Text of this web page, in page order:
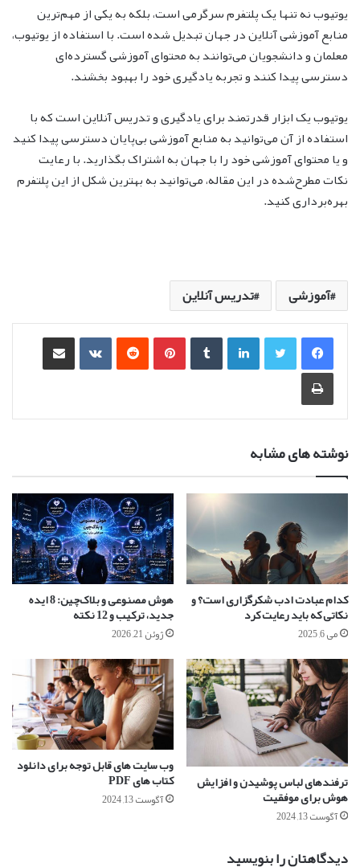
یوتیوب نه تنها یک پلتفرم سرگرمی است، بلکه به یکی از مهم‌ترین
منابع آموزشی آنلاین در جهان تبدیل شده است. با استفاده از یوتیوب،
معلمان و دانشجویان می‌توانند به محتوای آموزشی گسترده‌ای
دسترسی پیدا کنند و تجربه یادگیری خود را بهبود بخشند.
یوتیوب یک ابزار قدرتمند برای یادگیری و تدریس آنلاین است که با
استفاده از آن می‌توانید به منابع آموزشی بی‌پایان دسترسی پیدا کنید
و یا محتوای آموزشی خود را با جهان به اشتراک بگذارید. با رعایت
نکات مطرح‌شده در این مقاله، می‌توانید به بهترین شکل از این پلتفرم
بهره‌برداری کنید.
آموزشی تدریس آنلاین
لینکدین‫تامبلر ‫پین‌ترست‫رددیت ‫VKontakteاشتراک گذاری از طریق ایمیل
چاپ
نوشته های مشابه
کدام عبادت ادب شکرگزاری است؟ و
نکاتی که باید رعایت کرد
می 6, 2025
هوش مصنوعی و بلاک‌چین: 8 ایده
جدید، ترکیب و 12 نکته
ژوئن 21, 2026
ترفندهای لباس پوشیدن و افزایش
هوش برای موفقیت
آگوست 13, 2024
وب سایت های قابل توجه برای دانلود
کتاب های PDF
آگوست 13, 2024
دیدگاهتان را بنویسید